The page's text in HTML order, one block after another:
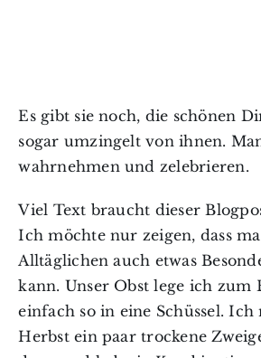
Es gibt sie noch, die schönen
sogar umzingelt von ihnen.
wahrnehmen und zelebrieren.
Viel Text braucht dieser
Ich möchte nur zeigen, dass
Alltäglichen auch etwas
kann. Unser Obst lege ich zum
einfach so in eine Schüssel.
Herbst ein paar trockene